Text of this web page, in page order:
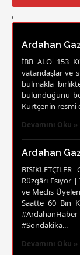
,
Ardahan
İBB ALO 153
vatandaşlar ve
bulmakla
bulunduğunu
Kürtçenin resmi
Devamını Oku »
Ardahan
Rüzgârı Esiyor |
ve Meclis
Saatte 60 Bin
#Sondakika...
Devamını Oku »